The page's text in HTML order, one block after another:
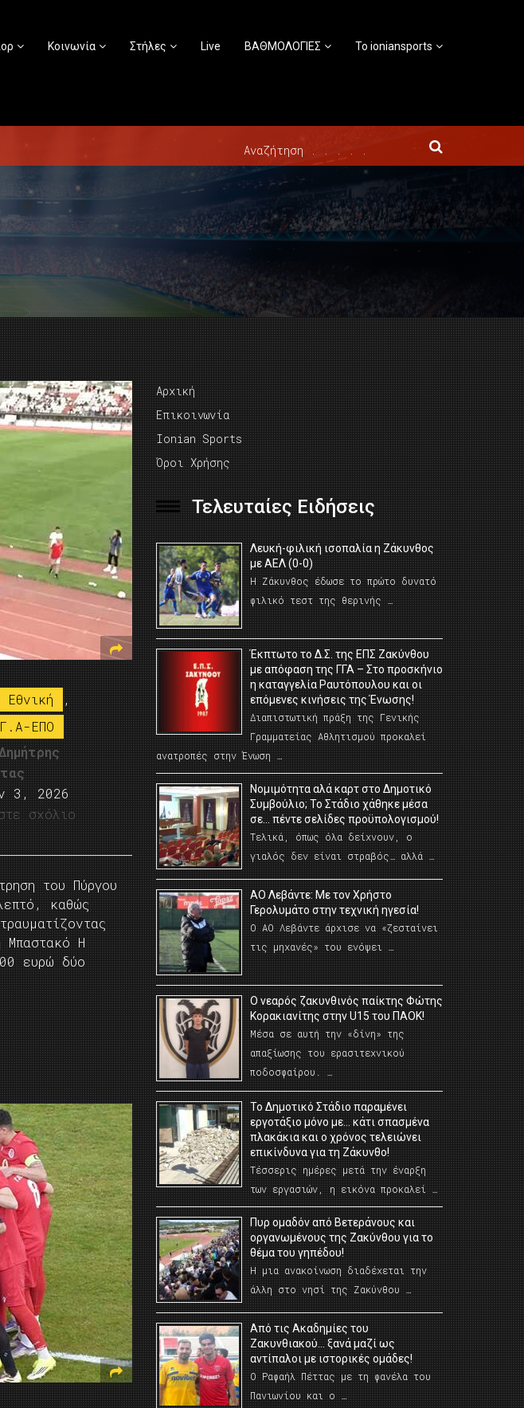
Κοινωνία Στήλες Live ΒΑΘΜΟΛΟΓΙΕΣ Το ioniansports
,
ΕΠΟ
Δημήτρης
3, 2026
σχόλιο
του Πύργου
καθώς
Μπαστακό Η
ευρώ δύο
Αρχική
Επικοινωνία
Ionian Sports
Όροι Χρήσης
Τελευταίες Ειδήσεις
Λευκή-φιλική ισοπαλία η Ζάκυνθος
με ΑΕΛ (0-0)
Η Ζάκυνθος έδωσε το πρώτο δυνατό
φιλικό τεστ της θερινής …
Έκπτωτο το Δ.Σ. της ΕΠΣ Ζακύνθου
με απόφαση της ΓΓΑ – Στο προσκήνιο
η καταγγελία Ραυτόπουλου και οι
επόμενες κινήσεις της Ένωσης!
Διαπιστωτική πράξη της Γενικής
Γραμματείας Αθλητισμού προκαλεί
ανατροπές στην Ένωση …
Νομιμότητα αλά καρτ στο Δημοτικό
Συμβούλιο; Το Στάδιο χάθηκε μέσα
σε… πέντε σελίδες προϋπολογισμού!
Τελικά, όπως όλα δείχνουν, ο
γιαλός δεν είναι στραβός… αλλά …
ΑΟ Λεβάντε: Με τον Χρήστο
Γερολυμάτο στην τεχνική ηγεσία!
Ο ΑΟ Λεβάντε άρχισε να «ζεσταίνει
τις μηχανές» του ενόψει …
O νεαρός ζακυνθινός παίκτης Φώτης
Κορακιανίτης στην U15 του ΠΑΟΚ!
Μέσα σε αυτή την «δίνη» της
απαξίωσης του ερασιτεχνικού
ποδοσφαίρου. …
Το Δημοτικό Στάδιο παραμένει
εργοτάξιο μόνο με… κάτι σπασμένα
πλακάκια και ο χρόνος τελειώνει
επικίνδυνα για τη Ζάκυνθο!
Τέσσερις ημέρες μετά την έναρξη
των εργασιών, η εικόνα προκαλεί …
Πυρ ομαδόν από Βετεράνους και
οργανωμένους της Ζακύνθου για το
θέμα του γηπέδου!
Η μια ανακοίνωση διαδέχεται την
άλλη στο νησί της Ζακύνθου …
Από τις Ακαδημίες του
Ζακυνθιακού… ξανά μαζί ως
αντίπαλοι με ιστορικές ομάδες!
Ο Ραφαήλ Πέττας με τη φανέλα του
Πανιωνίου και ο …